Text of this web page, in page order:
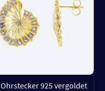
Ohrstecker 925 vergoldet